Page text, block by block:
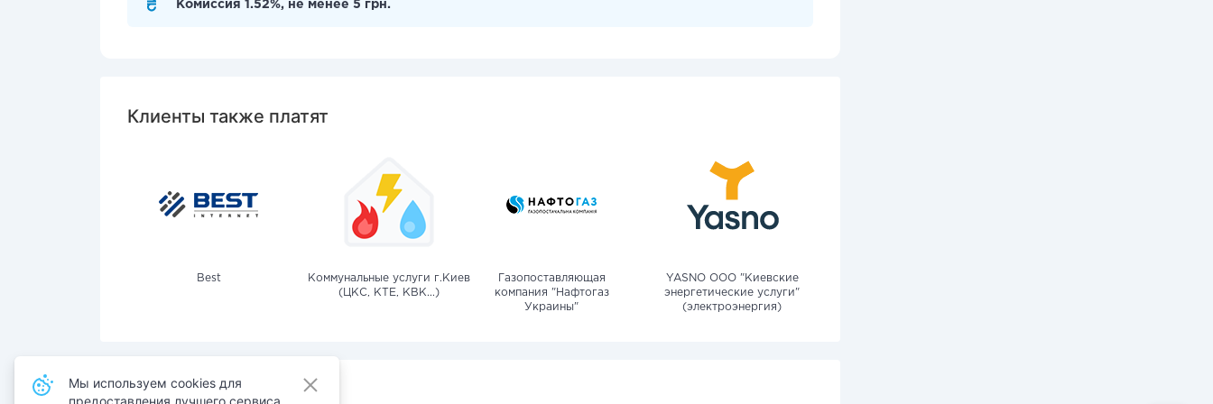
Комиссия 1.52%, не менее 5 грн.
Клиенты также платят
Best
Коммунальные услуги г.Киев
(ЦКС, КТЕ, КВК...)
Газопоставляющая
компания "Нафтогаз
Украины"
YASNO OOO "Киевские
энергетические услуги"
(электроэнергия)
Мы используем cookies для
предоставления лучшего сервиса